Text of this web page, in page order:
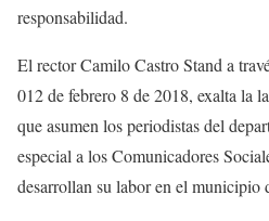
responsabilidad.
El rector Camilo Castro Stand a
012 de febrero 8 de 2018, exalta la
que asumen los periodistas del
especial a los Comunicadores
desarrollan su labor en el municipio